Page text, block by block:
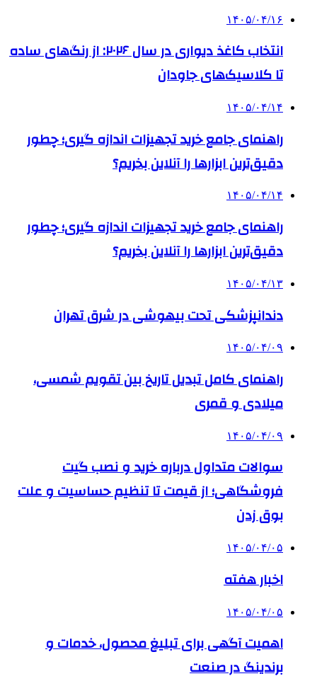
۱۴۰۵/۰۴/۱۶
انتخاب کاغذ دیواری در سال ۲۰۲۶: از رنگ‌های ساده
تا کلاسیک‌های جاودان
۱۴۰۵/۰۴/۱۴
راهنمای جامع خرید تجهیزات اندازه گیری؛ چطور
دقیق‌ترین ابزارها را آنلاین بخریم؟
۱۴۰۵/۰۴/۱۴
راهنمای جامع خرید تجهیزات اندازه گیری؛ چطور
دقیق‌ترین ابزارها را آنلاین بخریم؟
۱۴۰۵/۰۴/۱۳
دندانپزشکی تحت بیهوشی در شرق تهران
۱۴۰۵/۰۴/۰۹
راهنمای کامل تبدیل تاریخ بین تقویم شمسی،
میلادی و قمری
۱۴۰۵/۰۴/۰۹
سوالات متداول درباره خرید و نصب گیت
فروشگاهی؛ از قیمت تا تنظیم حساسیت و علت
بوق زدن
۱۴۰۵/۰۴/۰۵
اخبار هفته
۱۴۰۵/۰۴/۰۵
اهمیت آگهی برای تبلیغ محصول، خدمات و
برندینگ در صنعت